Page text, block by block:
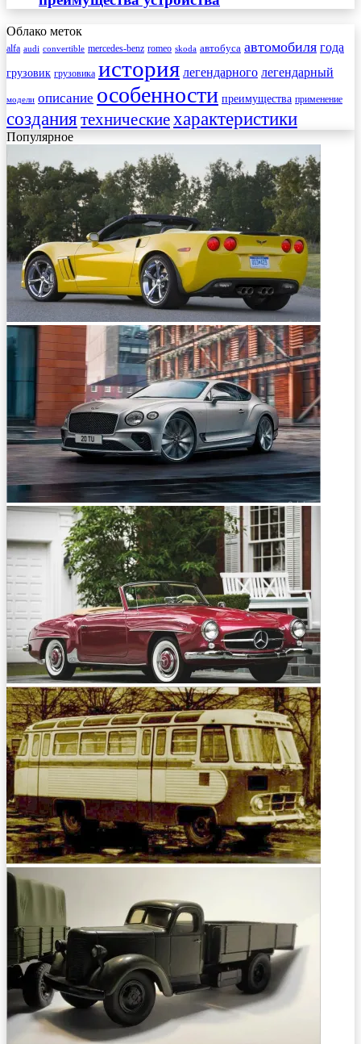
Облако меток
alfa audi convertible mercedes-benz romeo skoda автобуса автомобиля года
грузовик грузовика история легендарного легендарный
модели описание особенности преимущества применение
создания техническиехарактеристики
Популярное